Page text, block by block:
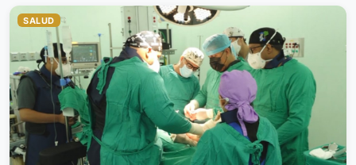
SALUD